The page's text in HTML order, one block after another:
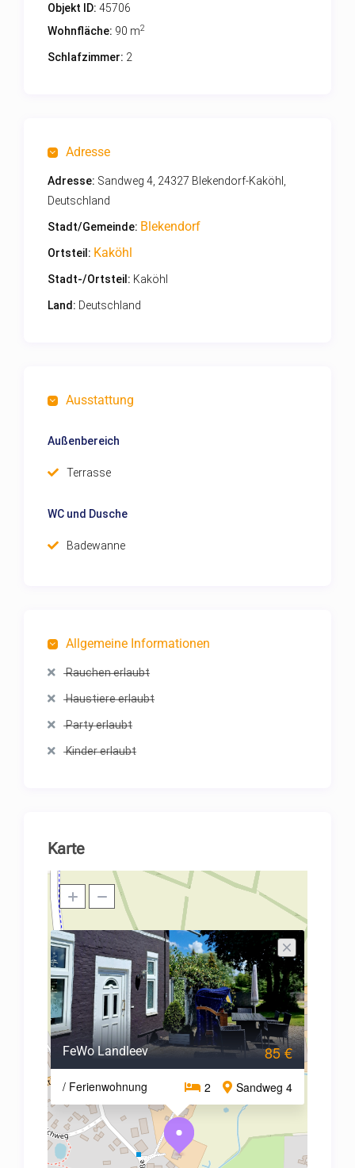
Objekt ID: 45706
Wohnfläche: 90 m2
Schlafzimmer: 2
Adresse
Adresse: Sandweg 4, 24327 Blekendorf-Kaköhl,
Deutschland
Stadt/Gemeinde: Blekendorf
Ortsteil: Kaköhl
Stadt-/Ortsteil: Kaköhl
Land: Deutschland
Ausstattung
Außenbereich
Terrasse
WC und Dusche
Badewanne
Allgemeine Informationen
Rauchen erlaubt
Haustiere erlaubt
Party erlaubt
Kinder erlaubt
Karte
FeWo Landleev
/ Ferienwohnung Sandweg 4
2
85 €